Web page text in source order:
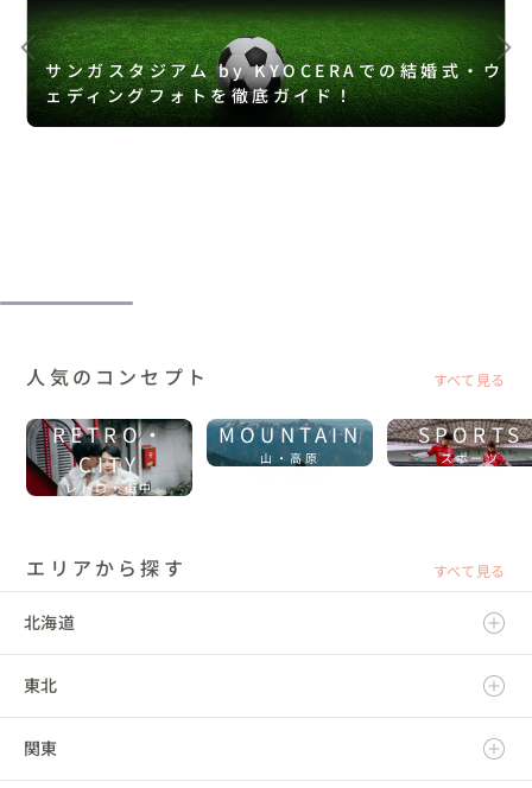
サンガスタジアム by KYOCERAでの結婚式・ウ
ェディングフォトを徹底ガイド！
人気のコンセプト すべて見る
RETRO・
CITY
レトロ・街中
MOUNTAIN
山・高原
SPORTS
スポーツ
エリアから探す すべて見る
北海道
北海道
東北
青森県
関東